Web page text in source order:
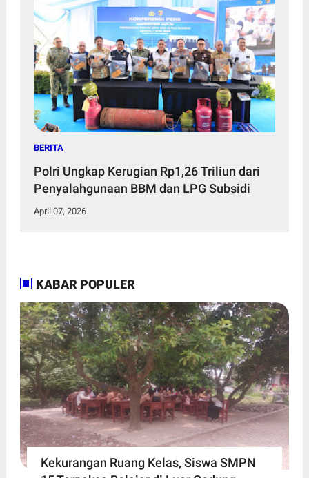
BERITA
Polri Ungkap Kerugian Rp1,26 Triliun dari
Penyalahgunaan BBM dan LPG Subsidi
April 07, 2026
KABAR POPULER
Kekurangan Ruang Kelas, Siswa SMPN